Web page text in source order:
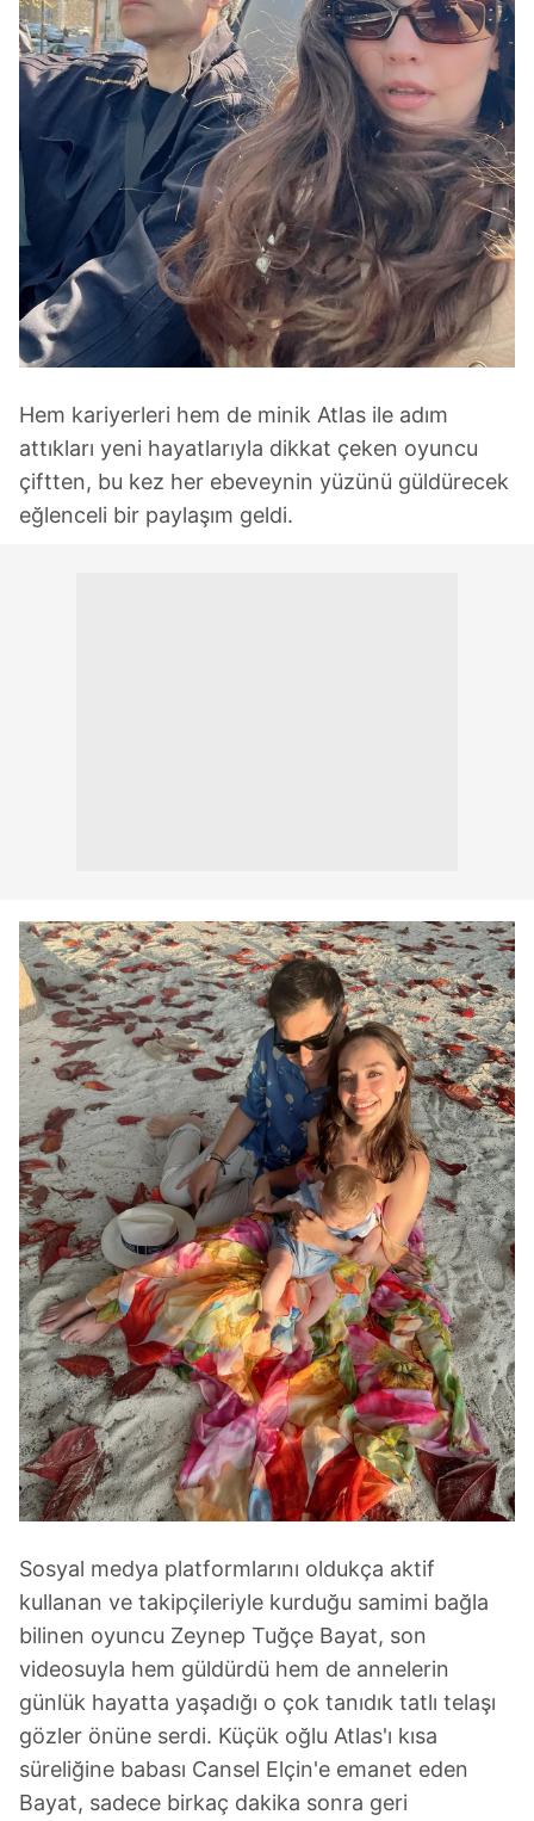
Hem kariyerleri hem de minik Atlas ile adım
attıkları yeni hayatlarıyla dikkat çeken oyuncu
çiftten, bu kez her ebeveynin yüzünü güldürecek
eğlenceli bir paylaşım geldi.
Sosyal medya platformlarını oldukça aktif
kullanan ve takipçileriyle kurduğu samimi bağla
bilinen oyuncu Zeynep Tuğçe Bayat, son
videosuyla hem güldürdü hem de annelerin
günlük hayatta yaşadığı o çok tanıdık tatlı telaşı
gözler önüne serdi. Küçük oğlu Atlas'ı kısa
süreliğine babası Cansel Elçin'e emanet eden
Bayat, sadece birkaç dakika sonra geri